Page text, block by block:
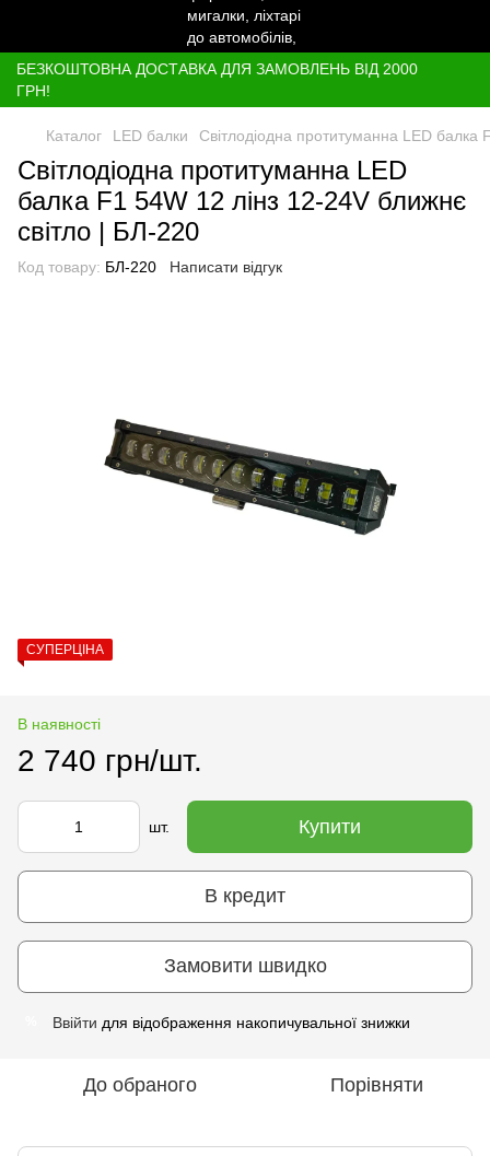
БЕЗКОШТОВНА ДОСТАВКА ДЛЯ ЗАМОВЛЕНЬ ВІД 2000
ГРН!
Каталог LED балки Світлодіодна протитуманна LED
Світлодіодна протитуманна LED
балка F1 54W 12 лінз 12-24V ближнє
світло | БЛ-220
Код товару: БЛ-220 Написати відгук
СУПЕРЦІНА
В наявності
2 740 грн/шт.
шт. Купити
В кредит
Замовити швидко
Ввійти для відображення накопичувальної знижки
До обраного Порівняти